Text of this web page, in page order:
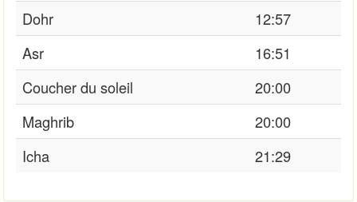
Dohr
12:57
Asr
16:51
Coucher du soleil
20:00
Maghrib
20:00
Icha
21:29